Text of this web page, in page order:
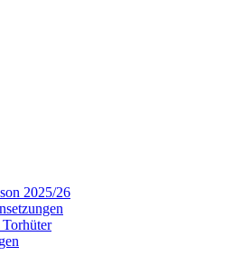
2025/26
Torhüter